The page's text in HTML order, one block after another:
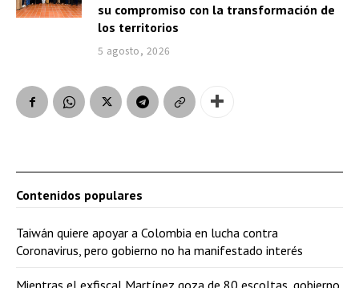
su compromiso con la transformación de
los territorios
5 agosto, 2026
Contenidos populares
Taiwán quiere apoyar a Colombia en lucha contra
Coronavirus, pero gobierno no ha manifestado interés
Mientras el exfiscal Martínez goza de 80 escoltas, gobierno